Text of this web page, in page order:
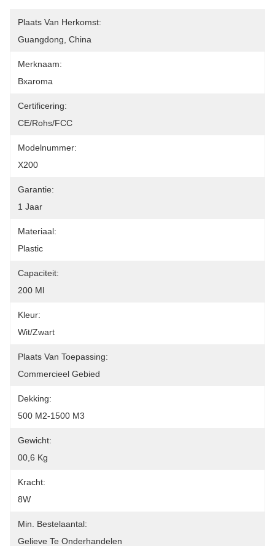
Plaats Van Herkomst:
Guangdong, China
Merknaam:
Bxaroma
Certificering:
CE/Rohs/FCC
Modelnummer:
X200
Garantie:
1 Jaar
Materiaal:
Plastic
Capaciteit:
200 Ml
Kleur:
Wit/Zwart
Plaats Van Toepassing:
Commercieel Gebied
Dekking:
500 M2-1500 M3
Gewicht:
00,6 Kg
Kracht:
8W
Min. Bestelaantal:
Gelieve Te Onderhandelen